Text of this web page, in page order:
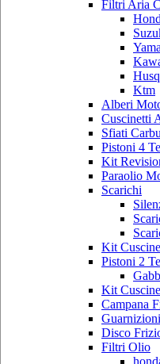
Filtri Aria
Ktm
Alberi
Cuscinetti
Sfiati
Pistoni 4
Kit
Paraolio
Scarichi
Kit
Pistoni 2
Kit
Campana
Disco
Filtri Olio